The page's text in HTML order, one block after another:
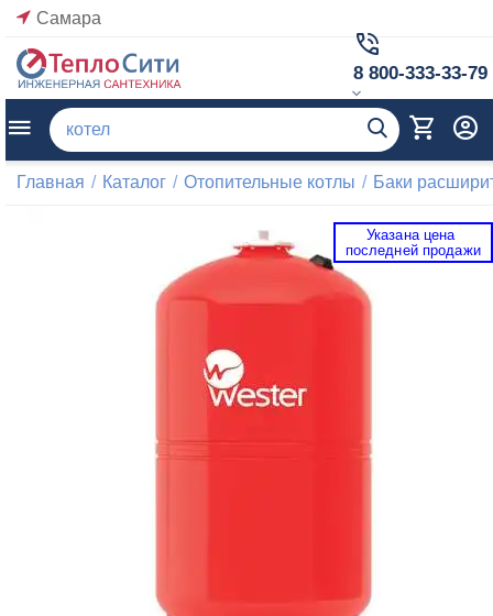
Самара
8 800-333-33-79
Главная / Каталог / Отопительные котлы / Баки
Указана цена
последней продажи